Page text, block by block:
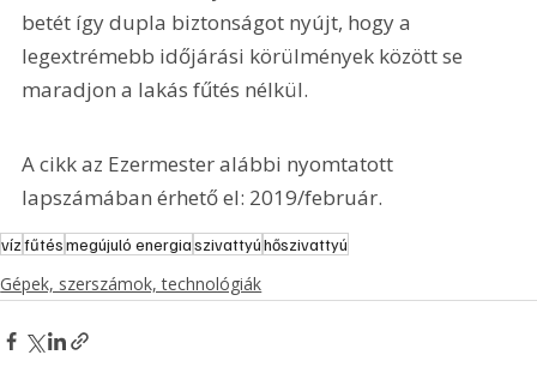
betét így dupla biztonságot nyújt, hogy a
legextrémebb időjárási körülmények között se
maradjon a lakás fűtés nélkül.
A cikk az Ezermester alábbi nyomtatott
lapszámában érhető el: 2019/február.
vízfűtésmegújuló energiaszivattyúhőszivattyú
Gépek, szerszámok, technológiák